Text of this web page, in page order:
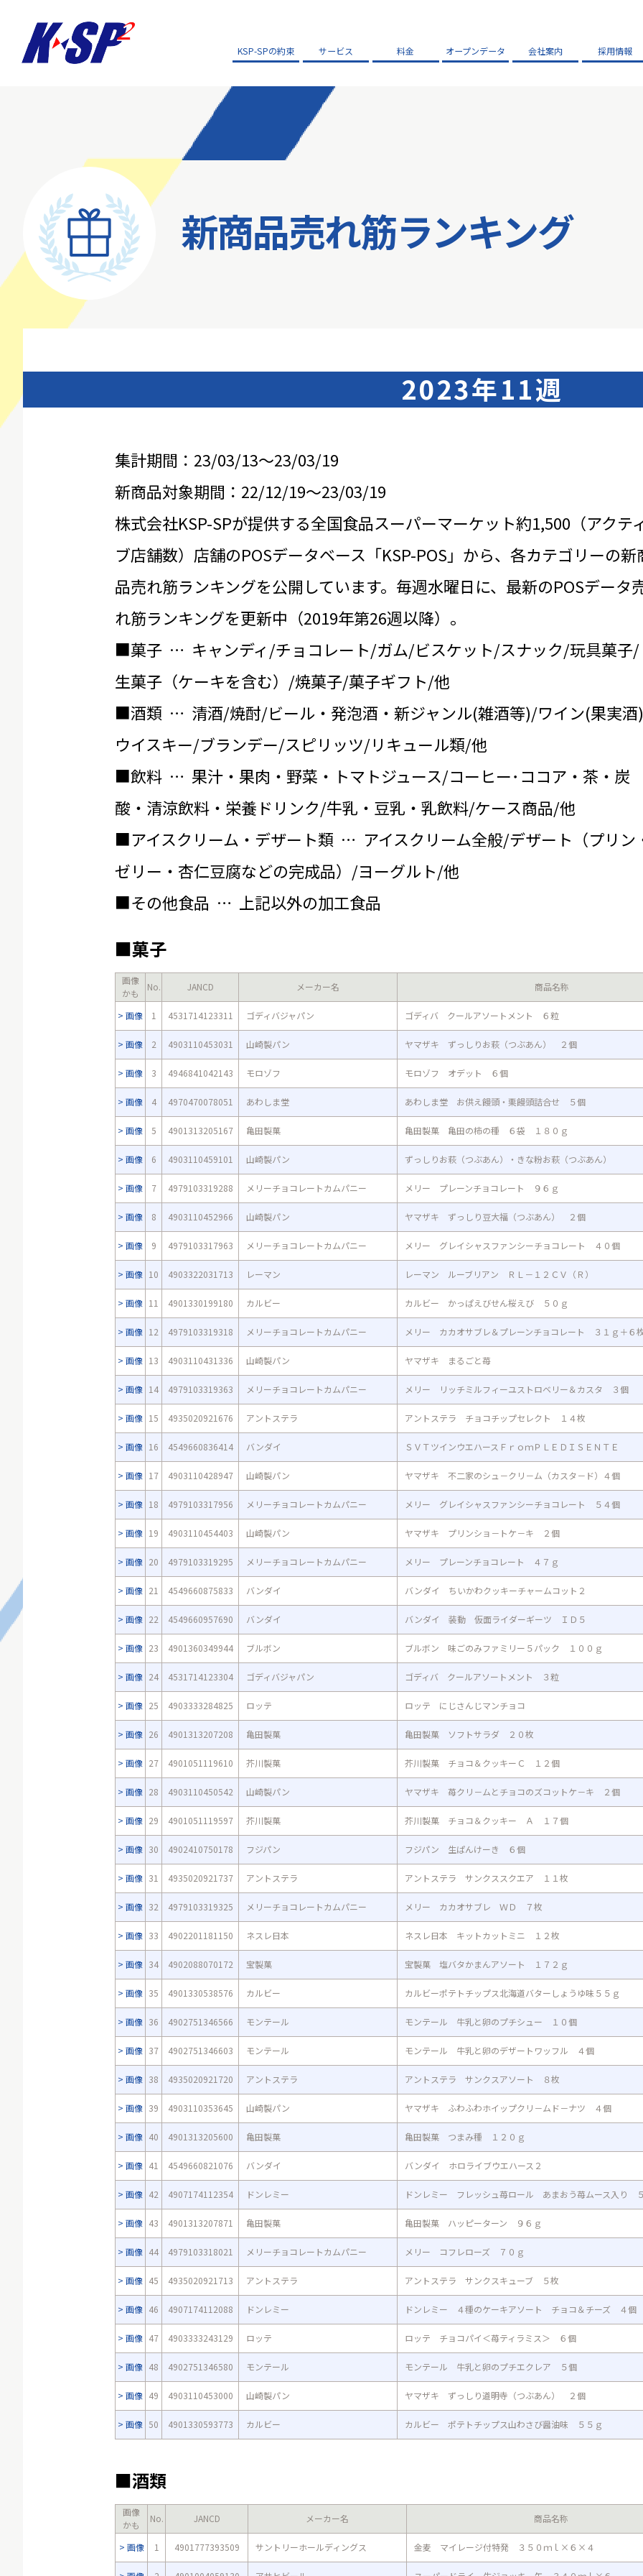
KSP-SPの約束 サービス 料金 オープンデータ 会社案内 採用情報
新商品売れ筋ランキング
2023年11週
集計期間：23/03/13～23/03/19
新商品対象期間：22/12/19～23/03/19
株式会社KSP-SPが提供する全国食品スーパーマーケット約1,500（アクテ
ブ店舗数）店舗のPOSデータベース「KSP-POS」から、各カテゴリーの新
品売れ筋ランキングを公開しています。毎週水曜日に、最新のPOSデータ
れ筋ランキングを更新中（2019年第26週以降）。
■菓子 … キャンディ/チョコレート/ガム/ビスケット/スナック/玩具菓子/
生菓子（ケーキを含む）/焼菓子/菓子ギフト/他
■酒類 … 清酒/焼酎/ビール・発泡酒・新ジャンル(雑酒等)/ワイン(果実
ウイスキー/ブランデー/スピリッツ/リキュール類/他
■飲料 … 果汁・果肉・野菜・トマトジュース/コーヒー･ココア・茶・炭
酸・清涼飲料・栄養ドリンク/牛乳・豆乳・乳飲料/ケース商品/他
■アイスクリーム・デザート類 … アイスクリーム全般/デザート（プリン
ゼリー・杏仁豆腐などの完成品）/ヨーグルト/他
■その他食品 … 上記以外の加工食品
■菓子
画像
かも
No. JANCD メーカー名 商品名称
画像 1 4531714123311 ゴディバジャパン ゴディバ クールアソートメント ６粒
画像 2 4903110453031 山崎製パン ヤマザキ ずっしりお萩（つぶあん） ２個
画像 3 4946841042143 モロゾフ モロゾフ オデット ６個
画像 4 4970470078051 あわしま堂 あわしま堂 お供え饅頭・栗饅頭詰合せ ５個
画像 5 4901313205167 亀田製菓 亀田製菓 亀田の柿の種 ６袋 １８０ｇ
画像 6 4903110459101 山崎製パン ずっしりお萩（つぶあん）・きな粉お萩（つぶあん）
画像 7 4979103319288 メリーチョコレートカムパニー メリー プレーンチョコレート ９６ｇ
画像 8 4903110452966 山崎製パン ヤマザキ ずっしり豆大福（つぶあん） ２個
画像 9 4979103317963 メリーチョコレートカムパニー メリー グレイシャスファンシーチョコレート ４０個
画像 10 4903322031713 レーマン レーマン ルーブリアン ＲＬ－１２ＣＶ（Ｒ）
画像 11 4901330199180 カルビー カルビー かっぱえびせん桜えび ５０ｇ
画像 12 4979103319318 メリーチョコレートカムパニー メリー カカオサブレ＆プレーンチョコレート ３１ｇ＋６
画像 13 4903110431336 山崎製パン ヤマザキ まるごと苺
画像 14 4979103319363 メリーチョコレートカムパニー メリー リッチミルフィーユストロベリー＆カスタ ３個
画像 15 4935020921676 アントステラ アントステラ チョコチップセレクト １４枚
画像 16 4549660836414 バンダイ ＳＶＴツインウエハースＦｒｏｍＰＬＥＤＩＳＥＮＴＥ
画像 17 4903110428947 山崎製パン ヤマザキ 不二家のシュ－クリ－ム（カスタ－ド）４個
画像 18 4979103317956 メリーチョコレートカムパニー メリー グレイシャスファンシーチョコレート ５４個
画像 19 4903110454403 山崎製パン ヤマザキ プリンショ－トケ－キ ２個
画像 20 4979103319295 メリーチョコレートカムパニー メリー プレーンチョコレート ４７ｇ
画像 21 4549660875833 バンダイ バンダイ ちいかわクッキーチャームコット２
画像 22 4549660957690 バンダイ バンダイ 装動 仮面ライダーギーツ ＩＤ５
画像 23 4901360349944 ブルボン ブルボン 味ごのみファミリー５パック １００ｇ
画像 24 4531714123304 ゴディバジャパン ゴディバ クールアソートメント ３粒
画像 25 4903333284825 ロッテ ロッテ にじさんじマンチョコ
画像 26 4901313207208 亀田製菓 亀田製菓 ソフトサラダ ２０枚
画像 27 4901051119610 芥川製菓 芥川製菓 チョコ＆クッキーＣ １２個
画像 28 4903110450542 山崎製パン ヤマザキ 苺クリ－ムとチョコのズコットケ－キ ２個
画像 29 4901051119597 芥川製菓 芥川製菓 チョコ＆クッキー Ａ １７個
画像 30 4902410750178 フジパン フジパン 生ぱんけーき ６個
画像 31 4935020921737 アントステラ アントステラ サンクススクエア １１枚
画像 32 4979103319325 メリーチョコレートカムパニー メリー カカオサブレ ＷＤ ７枚
画像 33 4902201181150 ネスレ日本 ネスレ日本 キットカットミニ １２枚
画像 34 4902088070172 宝製菓 宝製菓 塩バタかまんアソート １７２ｇ
画像 35 4901330538576 カルビー カルビーポテトチップス北海道バターしょうゆ味５５ｇ
画像 36 4902751346566 モンテール モンテール 牛乳と卵のプチシュー １０個
画像 37 4902751346603 モンテール モンテール 牛乳と卵のデザートワッフル ４個
画像 38 4935020921720 アントステラ アントステラ サンクスアソート ８枚
画像 39 4903110353645 山崎製パン ヤマザキ ふわふわホイップクリ－ムド－ナツ ４個
画像 40 4901313205600 亀田製菓 亀田製菓 つまみ種 １２０ｇ
画像 41 4549660821076 バンダイ バンダイ ホロライブウエハース２
画像 42 4907174112354 ドンレミー ドンレミー フレッシュ苺ロール あまおう苺ムース入り
画像 43 4901313207871 亀田製菓 亀田製菓 ハッピーターン ９６ｇ
画像 44 4979103318021 メリーチョコレートカムパニー メリー コフレローズ ７０ｇ
画像 45 4935020921713 アントステラ アントステラ サンクスキューブ ５枚
画像 46 4907174112088 ドンレミー ドンレミー ４種のケーキアソート チョコ＆チーズ ４個
画像 47 4903333243129 ロッテ ロッテ チョコパイ＜苺ティラミス＞ ６個
画像 48 4902751346580 モンテール モンテール 牛乳と卵のプチエクレア ５個
画像 49 4903110453000 山崎製パン ヤマザキ ずっしり道明寺（つぶあん） ２個
画像 50 4901330593773 カルビー カルビー ポテトチップス山わさび醤油味 ５５ｇ
■酒類
画像
かも
No. JANCD メーカー名 商品名称
画像 1 4901777393509 サントリーホールディングス 金麦 マイレージ付特発 ３５０ｍｌ×６×４